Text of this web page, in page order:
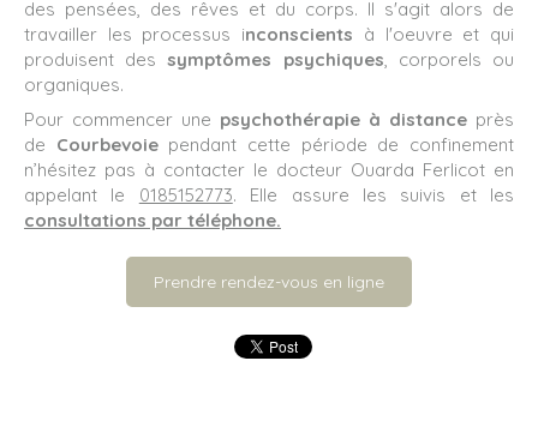
des pensées, des rêves et du corps. Il s'agit alors de
travailler les processus inconscients à l'oeuvre et qui
produisent dessymptômes psychiques, corporels ou
organiques.
Pour commencer une psychothérapie à distance près
de Courbevoiependant cette période de confinement
n’hésitez pas à contacter le docteur Ouarda Ferlicot en
appelant le 0185152773. Elle assure les suivis et les
consultations par téléphone.
Prendre rendez-vous en ligne